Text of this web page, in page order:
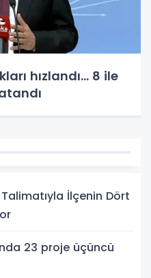
hızlandı... 8 ile
Talimatıyla İlçenin Dört
23 proje üçüncü